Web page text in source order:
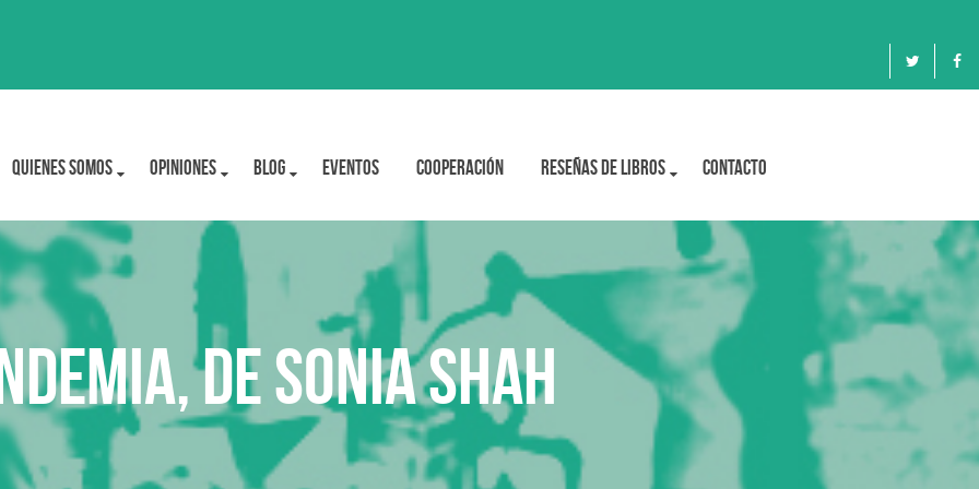
Quienes Somos OPINIONES BLOG Eventos Cooperación Reseñas de libros Contacto
de Sonia Shah